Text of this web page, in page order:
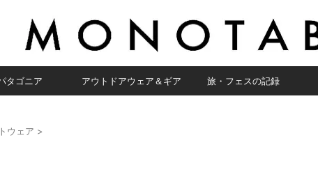
タゴニア アウトドアウェア＆ギア 旅・フェスの記録
ウェア >